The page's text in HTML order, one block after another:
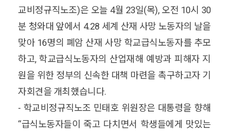
교비정규직노조)은 오늘 4월 23일(목), 오전 10시 30
분 청와대 앞에서 4.28 세계 산재 사망 노동자의 날을
맞아 16명의 폐암 산재 사망 학교급식노동자를 추모
하고, 학교급식노동자의 산업재해 예방과 피해자 지
원을 위한 정부의 신속한 대책 마련을 촉구하고자 기
자회견을 개최했습니다.
- 학교비정규직노조 민태호 위원장은 대통령을 향해
“급식노동자들이 죽고 다치면서 학생들에게 맛있는